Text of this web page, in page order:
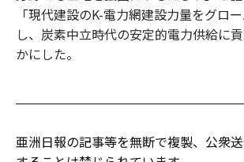
「現代建設のK-電力網建設力量をグロ
し、炭素中立時代の安定的電力供給に
かにした。
亜洲日報の記事等を無断で複製、公衆